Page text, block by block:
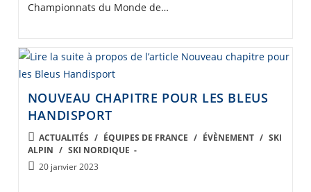
Championnats du Monde de…
NOUVEAU CHAPITRE POUR LES BLEUS
HANDISPORT
POST
CATEGORY:
ACTUALITÉS / ÉQUIPES DE FRANCE / ÉVÈNEMENT / SKI
ALPIN / SKI NORDIQUE
Post20 janvier 2023